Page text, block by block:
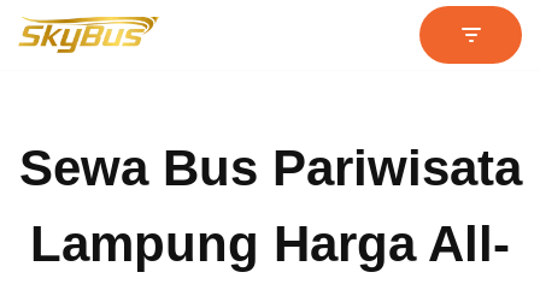
Sewa Bus Pariwisata
Lampung Harga All-